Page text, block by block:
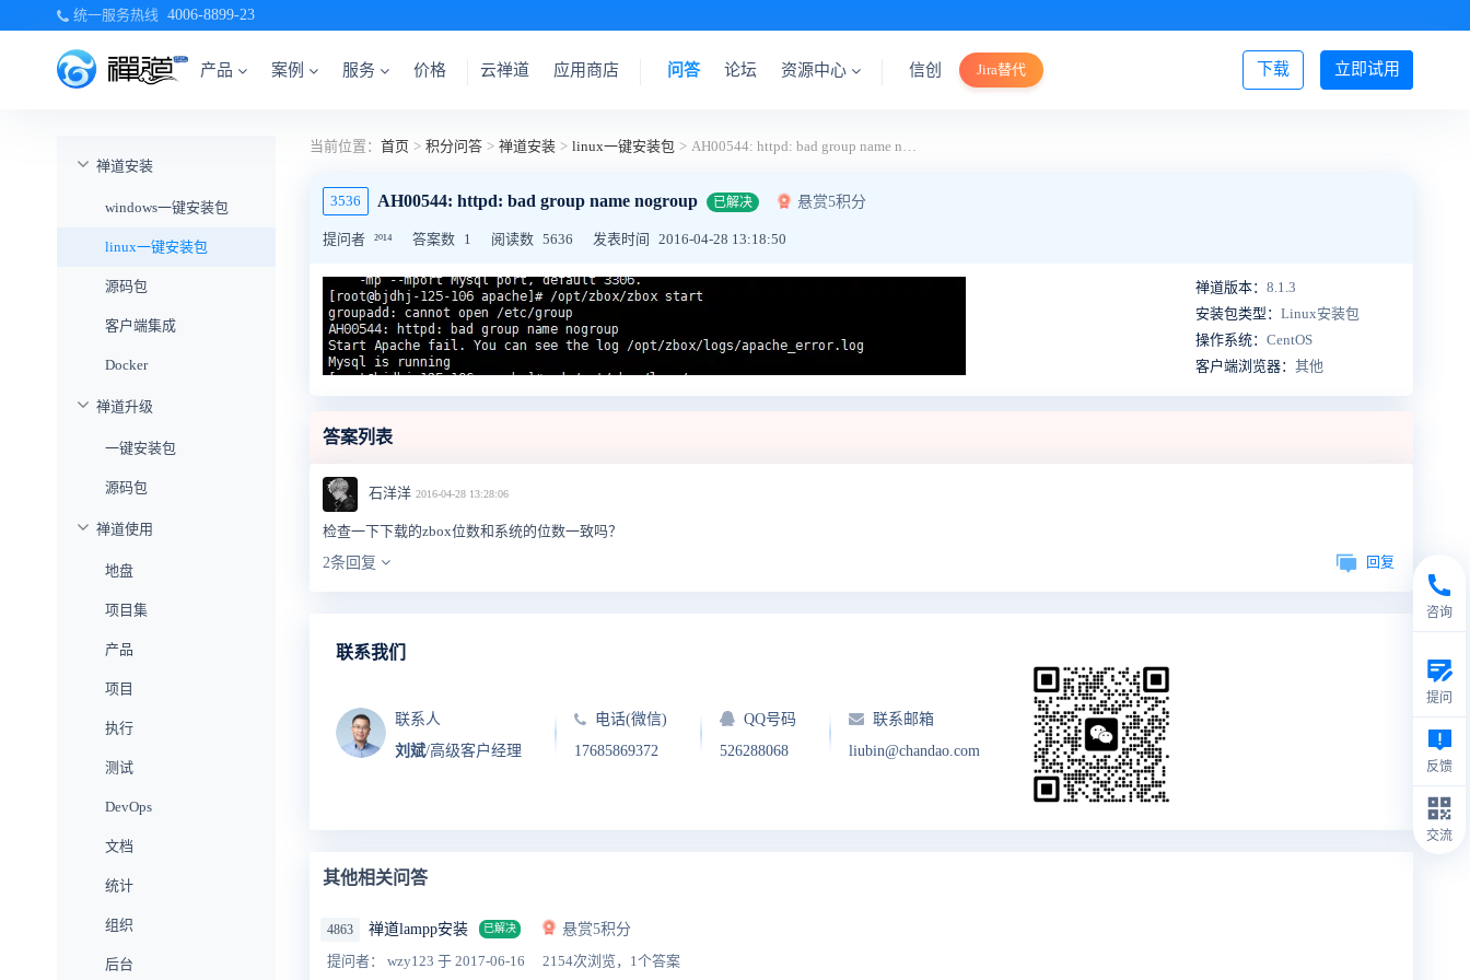
统一服务热线 4006-8899-23
产品 案例 服务 价格 立即试用
下载
云禅道 应用商店 问答 论坛 资源中心 信创 Jira替代 登录/注册
禅道安装
windows一键安装包
linux一键安装包
源码包
客户端集成
Docker
禅道升级
一键安装包
源码包
禅道使用
地盘
项目集
产品
项目
执行
测试
DevOps
文档
统计
组织
后台
当前位置： 首页 > 积分问答 > 禅道安装 > linux一键安装包 > AH00544: httpd: bad group name nogroup
3536 AH00544: httpd: bad group name nogroup 已解决 悬赏5积分
提问者 ²º¹⁴ 答案数 1 阅读数 5636 发表时间 2016-04-28 13:18:50
禅道版本： 8.1.3
安装包类型： Linux安装包
操作系统： CentOS
客户端浏览器： 其他
答案列表
石洋洋 2016-04-28 13:28:06
检查一下下载的zbox位数和系统的位数一致吗？
2条回复
回复
联系我们
联系人
刘斌/高级客户经理
电话(微信)
17685869372
QQ号码
526288068
联系邮箱
liubin@chandao.com
其他相关问答
4863 禅道lampp安装 已解决
悬赏5积分
提问者： wzy123 于 2017-06-16 2154次浏览，1个答案
咨询
提问
反馈
交流